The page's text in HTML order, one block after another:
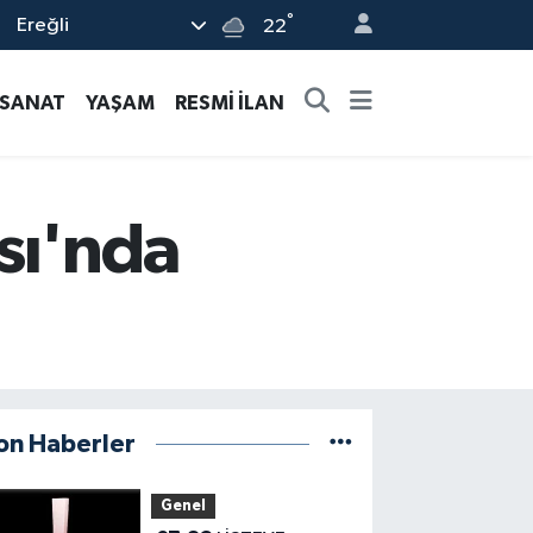
Ereğli 22°
YAŞAM RESMİ İLAN
Haberler
Genel